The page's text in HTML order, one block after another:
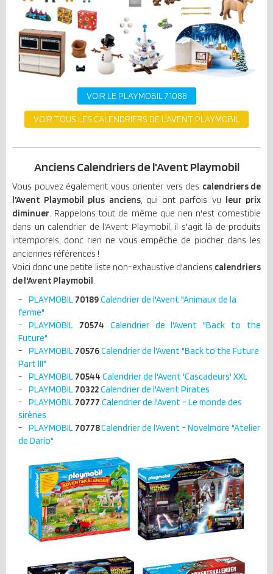
VOIR LE PLAYMOBIL 71088
VOIR TOUS LES CALENDRIERS DE L'AVENT PLAYMOBIL
Anciens Calendriers de l'Avent Playmobil
Vous pouvez également vous orienter vers des calendriers de
l'Avent Playmobil plus anciens, qui ont parfois vu leur prix
diminuer. Rappelons tout de même que rien n'est comestible
dans un calendrier de l'Avent Playmobil, il s'agit là de produits
intemporels, donc rien ne vous empêche de piocher dans les
anciennes références !
Voici donc une petite liste non-exhaustive d'anciens calendriers
de l'Avent Playmobil.
PLAYMOBIL 70189Calendrier de l'Avent "Animaux de la
ferme"
PLAYMOBIL 70574 Calendrier de l'Avent "Back to the
Future"
PLAYMOBIL 70576Calendrier de l'Avent "Back to the Future
Part III"
PLAYMOBIL 70544 Calendrier de l'Avent 'Cascadeurs' XXL
PLAYMOBIL 70322Calendrier de l'Avent Pirates
PLAYMOBIL 70777 Calendrier de l'Avent - Le monde des
sirènes
PLAYMOBIL 70778Calendrier de l'Avent - Novelmore "Atelier
de Dario"